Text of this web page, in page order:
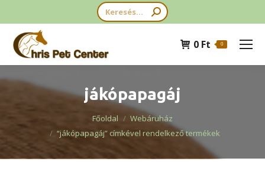
Search:
0 Ft 0
jákópapagáj
You are here: Főoldal
Webáruház
“jákópapagáj” címkével rendelkező termékek